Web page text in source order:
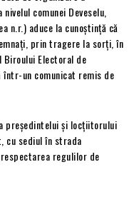
comunei Deveselu,
n.r.) aduce la cunoştinţă că
prin tragere la sorţi, în
Electoral de
într-un comunicat remis de
preşedintelui şi locţiitorului
cu sediul în strada
regulilor de